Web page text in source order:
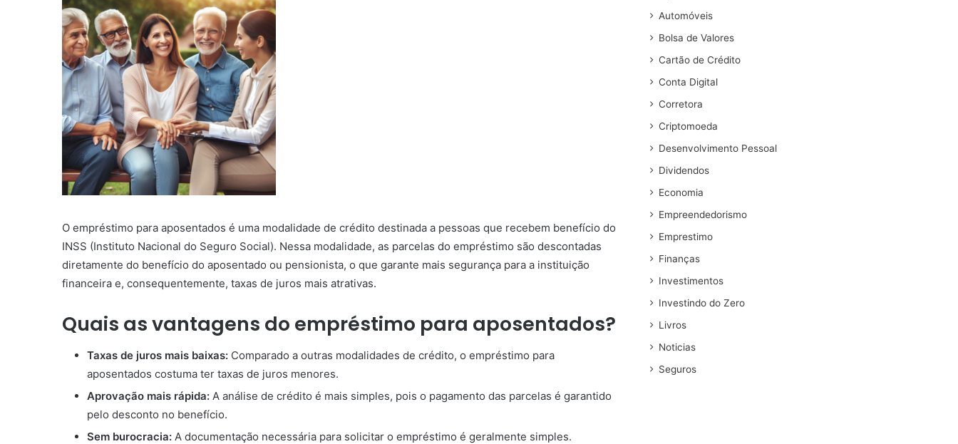
O empréstimo para aposentados é uma modalidade de crédito destinada a pessoas que recebem benefício do
INSS (Instituto Nacional do Seguro Social). Nessa modalidade, as parcelas do empréstimo são descontadas
diretamente do benefício do aposentado ou pensionista, o que garante mais segurança para a instituição
financeira e, consequentemente, taxas de juros mais atrativas.
Quais as vantagens do empréstimo para aposentados?
Taxas de juros mais baixas: Comparado a outras modalidades de crédito, o empréstimo para
aposentados costuma ter taxas de juros menores.
Aprovação mais rápida: A análise de crédito é mais simples, pois o pagamento das parcelas é garantido
pelo desconto no benefício.
Sem burocracia: A documentação necessária para solicitar o empréstimo é geralmente simples.
Automóveis
Bolsa de Valores
Cartão de Crédito
Conta Digital
Corretora
Criptomoeda
Desenvolvimento Pessoal
Dividendos
Economia
Empreendedorismo
Emprestimo
Finanças
Investimentos
Investindo do Zero
Livros
Noticias
Seguros